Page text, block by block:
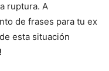
ruptura. A
de frases para tu ex
esta situación